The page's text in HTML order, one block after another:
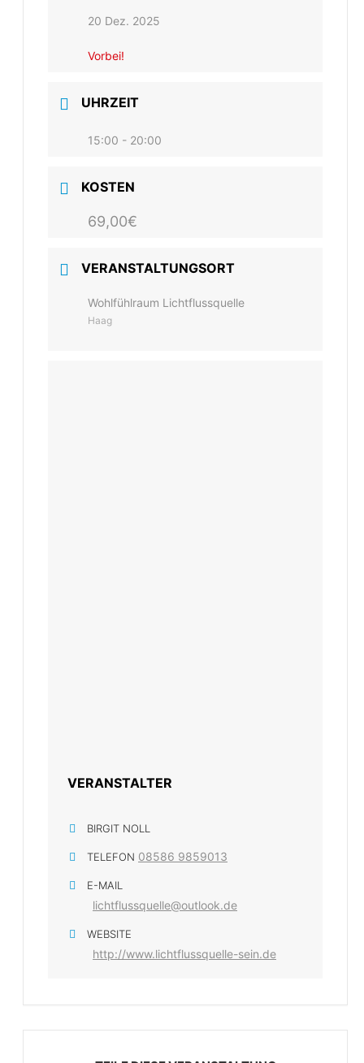
20 Dez. 2025
Vorbei!
UHRZEIT
15:00 - 20:00
KOSTEN
69,00€
VERANSTALTUNGSORT
Wohlfühlraum Lichtflussquelle
Haag
VERANSTALTER
BIRGIT NOLL
TELEFON 08586 9859013
E-MAIL
lichtflussquelle@outlook.de
WEBSITE
http://www.lichtflussquelle-sein.de